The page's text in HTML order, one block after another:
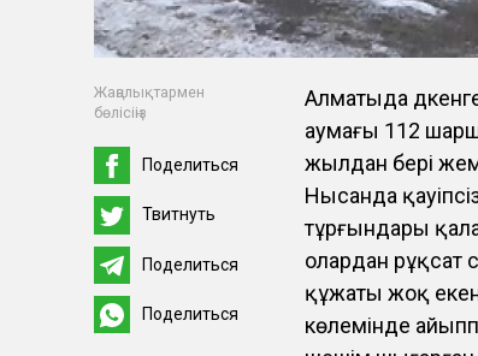
Жаңалықтармен
бөлісіңіз
Поделиться
Твитнуть
Поделиться
Поделиться
Алматыда
аумағы 112
жылдан бері
Нысанда
тұрғындары
олардан рұқсат
құжаты жоқ
көлемінде